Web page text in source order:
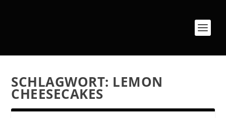
SCHLAGWORT: LEMON
CHEESECAKES